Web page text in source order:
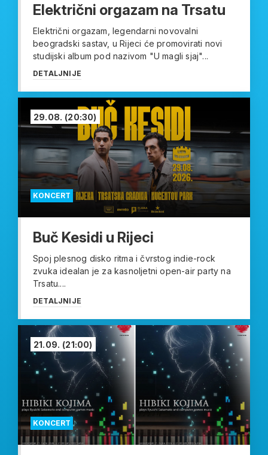
Električni orgazam na Trsatu
Električni orgazam, legendarni novovalni
beogradski sastav, u Rijeci će promovirati novi
studijski album pod nazivom "U magli sjaj"...
DETALJNIJE
KONCERT
29.08. (20:30)
Buč Kesidi u Rijeci
Spoj plesnog disko ritma i čvrstog indie-rock
zvuka idealan je za kasnoljetni open-air party na
Trsatu....
DETALJNIJE
KONCERT
21.09. (21:00)